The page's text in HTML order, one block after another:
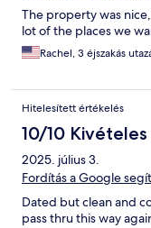
The property was
lot of the places we
Rachel, 3 éjszakás
Hitelesített értékelés
10/10 Kivételes
2025. július 3.
Fordítás a Google
Dated but clean and
pass thru this way